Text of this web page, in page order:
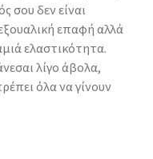
σου δεν είναι
επαφή αλλά
ελαστικότητα.
λίγο άβολα,
όλα να γίνουν